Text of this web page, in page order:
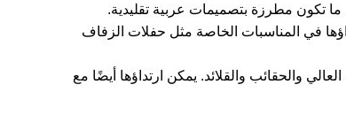
ما تكون مطرزة بتصميمات عربية تقليدية.
في المناسبات الخاصة مثل حفلات الزفاف
والحقائب والقلائد. يمكن ارتداؤها أيضًا مع